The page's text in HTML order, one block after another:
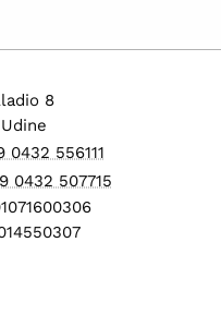
8
0432 556111
0432 507715